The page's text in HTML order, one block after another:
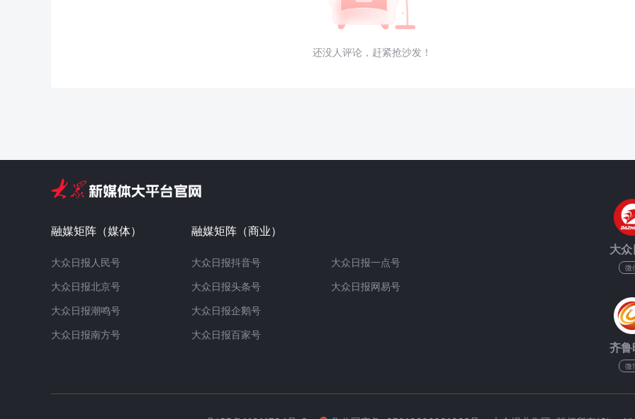
还没人评论，赶紧抢沙发！
融媒矩阵（媒体）
大众日报人民号
大众日报北京号
大众日报潮鸣号
大众日报南方号
融媒矩阵（商业）
大众日报抖音号
大众日报头条号
大众日报企鹅号
大众日报百家号
大众日报一点号
大众日报网易号
大
微
齐鲁
微